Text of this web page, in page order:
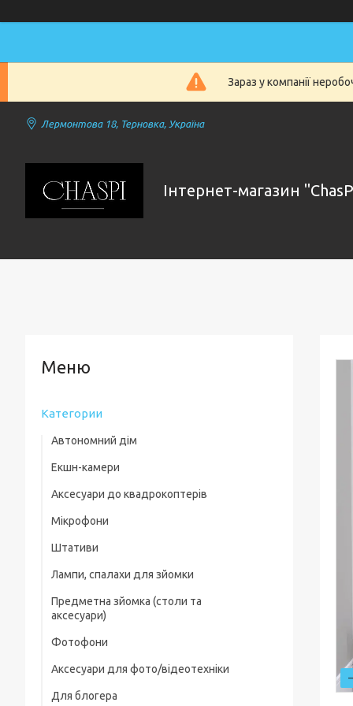
Зараз у компанії
Лермонтова 18, Терновка, Україна
Інтернет-магазин
Категории
Автономний дім
Екшн-камери
Аксесуари до квадрокоптерів
Комплектуючі для квадрокоптерів
Кейси для квадрокоптерів
Фільтри, лінзи
Пропелери та захист
Зарядні пристрої
Скидання вантажу
Мікрофони
Штативи
Лампи, спалахи для зйомки
Предметна зйомка (столи та
аксесуари)
Предметні столи
Лайткуби (фотобокси)
Аксесуари для предметного знімання
Фотофони
Аксесуари для фото/відеотехніки
Фільтри, лінзи
Для блогера